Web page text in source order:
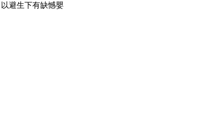
避生下有缺憾嬰